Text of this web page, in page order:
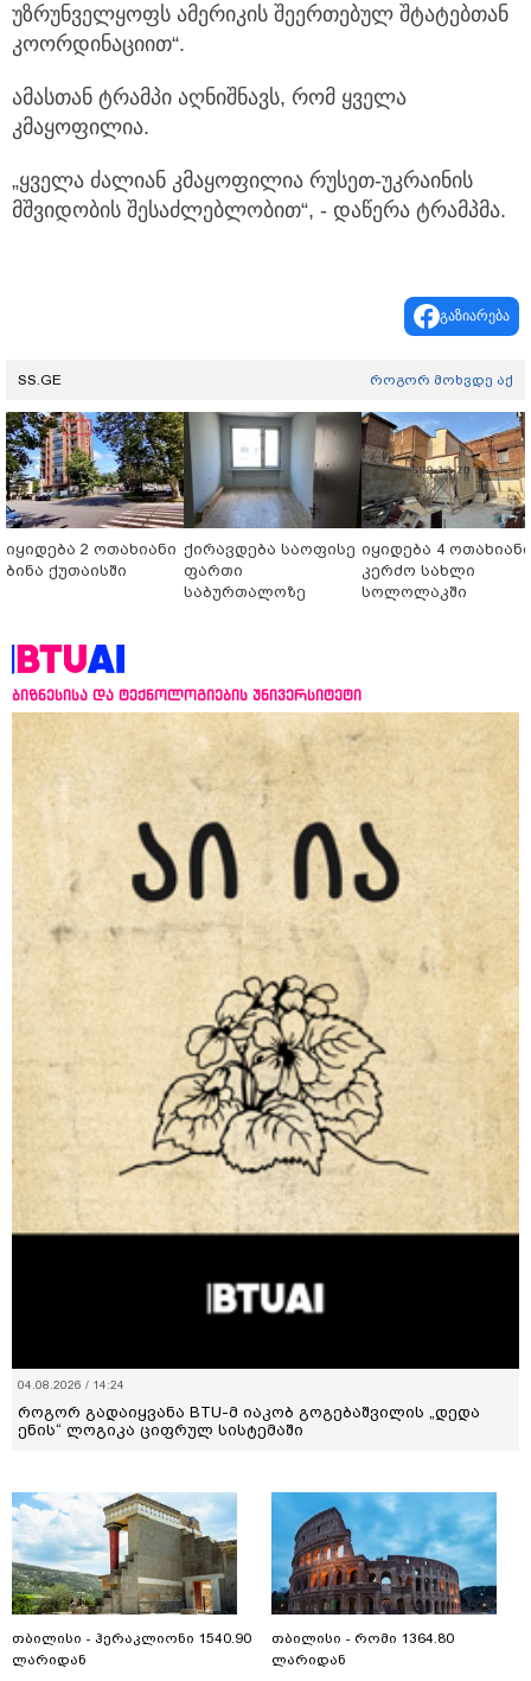
უზრუნველყოფს ამერიკის შეერთებულ შტატებთან
კოორდინაციით“.
ამასთან ტრამპი აღნიშნავს, რომ ყველა
კმაყოფილია.
„ყველა ძალიან კმაყოფილია რუსეთ-უკრაინის
მშვიდობის შესაძლებლობით“, - დაწერა ტრამპმა.
გაზიარება
SS.GE როგორ მოხვდე აქ
იყიდება 2 ოთახიანი
ბინა ქუთაისში
ქირავდება საოფისე
ფართი
საბურთალოზე
იყიდება 4 ოთახიანი
კერძო სახლი
სოლოლაკში
ბიზნესისა და ტექნოლოგიების უნივერსიტეტი
04.08.2026 / 14:24
როგორ გადაიყვანა BTU-მ იაკობ გოგებაშვილის „დედა
ენის“ ლოგიკა ციფრულ სისტემაში
თბილისი - ჰერაკლიონი 1540.90
ლარიდან
თბილისი - რომი 1364.80
ლარიდან